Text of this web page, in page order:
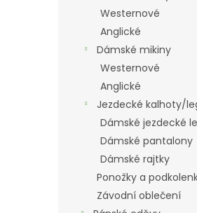
Westernové
Anglické
Dámské mikiny
Westernové
Anglické
Jezdecké kalhoty/
Dámské jezdecké
Dámské pantalony
Dámské rajtky
Ponožky a
Závodní oblečení